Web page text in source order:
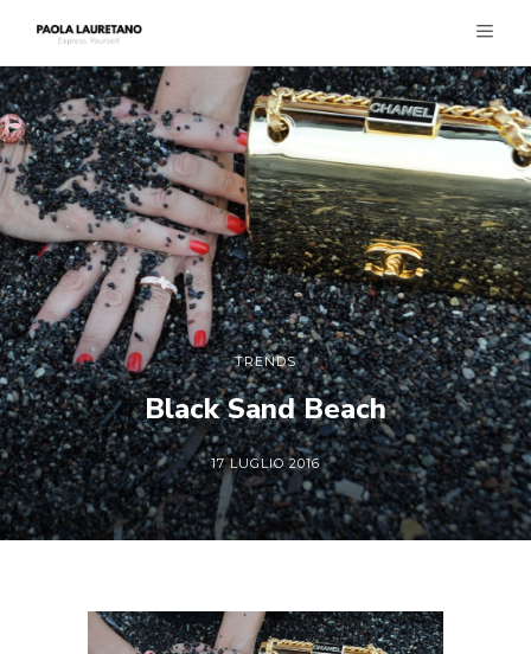
TRENDS
Black Sand Beach
17 LUGLIO 2016